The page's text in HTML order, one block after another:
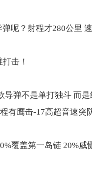
弹呢？射程才280公里
击！
导弹不是单打独斗 而
有鹰击-17高超音速突
覆盖第一岛链 20%威